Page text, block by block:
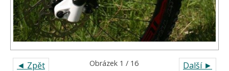
◄ Zpět Další ►
Obrázek 1 / 16